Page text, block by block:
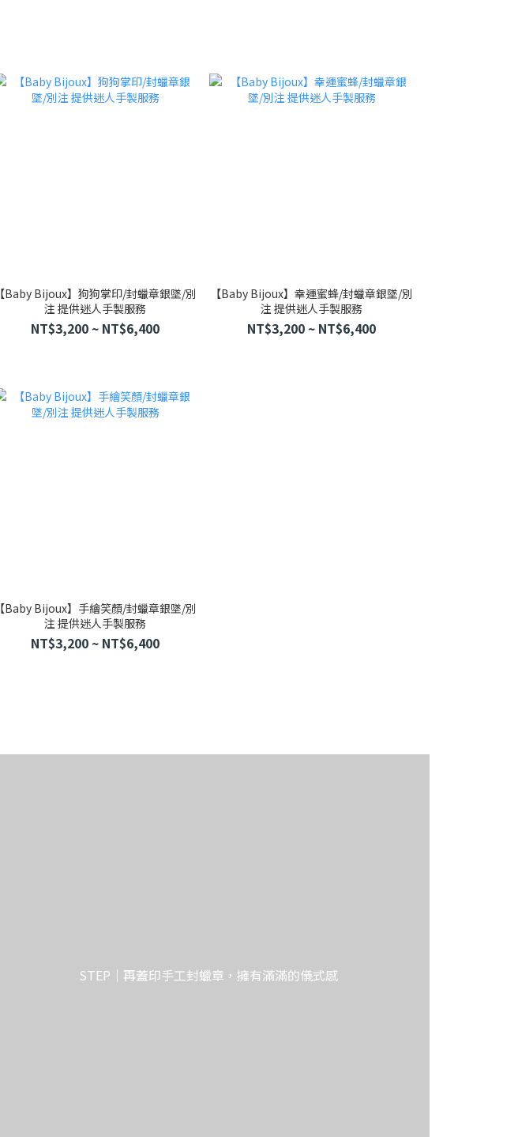
【Baby Bijoux】狗狗掌印/封蠟章銀墜/別
注 提供迷人手製服務
NT$3,200 ~ NT$6,400
【Baby Bijoux】幸運蜜蜂/封蠟章銀墜/別
注 提供迷人手製服務
NT$3,200 ~ NT$6,400
【Baby Bijoux】手繪笑顏/封蠟章銀墜/別
注 提供迷人手製服務
NT$3,200 ~ NT$6,400
STEP｜再蓋印手工封蠟章，擁有滿滿的儀式感